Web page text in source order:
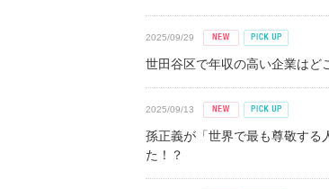
2025/09/29
世田谷区で年収の高い企業はど
2025/09/13
孫正義が「世界で最も尊敬する
た！？